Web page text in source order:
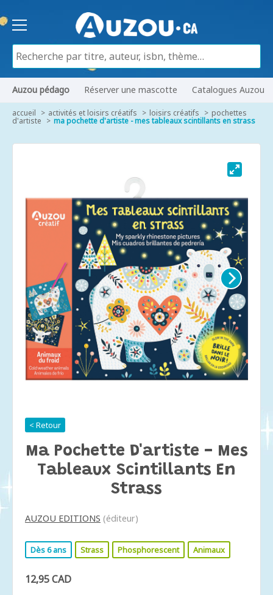
Auzou pédago Réserver une mascotte Catalogues Auzou
accueil activités et loisirs créatifs loisirs créatifs pochettes
d'artiste ma pochette d'artiste - mes tableaux scintillants en strass
< Retour
Ma Pochette D'artiste - Mes
Tableaux Scintillants En
Strass
AUZOU EDITIONS (éditeur)
Dès 6 ans Strass Phosphorescent Animaux
12,95 CAD